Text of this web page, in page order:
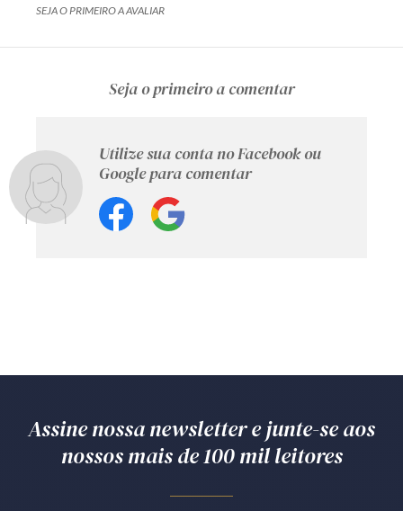
SEJA O PRIMEIRO A AVALIAR
Seja o primeiro a comentar
Utilize sua conta no Facebook ou
Google para comentar
Assine nossa newsletter e junte-se aos
nossos mais de 100 mil leitores